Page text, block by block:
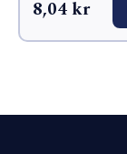
8,04 kr